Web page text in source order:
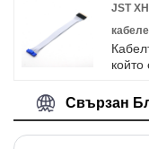
от
JST
който
Свързан